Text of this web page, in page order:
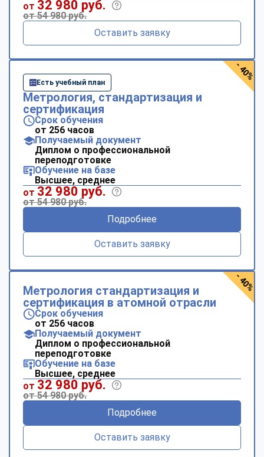
от 32 980 руб.
от 54 980 руб.
Оставить заявку
Есть учебный план
Метрология, стандартизация и
сертификация
Срок обучения
от 256 часов
Получаемый документ
Диплом о профессиональной
переподготовке
Обучение на базе
Высшее, среднее
от 32 980 руб.
от 54 980 руб.
Подробнее
Оставить заявку
- 40%
Метрология стандартизация и
сертификация в атомной отрасли
Срок обучения
от 256 часов
Получаемый документ
Диплом о профессиональной
переподготовке
Обучение на базе
Высшее, среднее
от 32 980 руб.
от 54 980 руб.
Подробнее
Оставить заявку
- 40%